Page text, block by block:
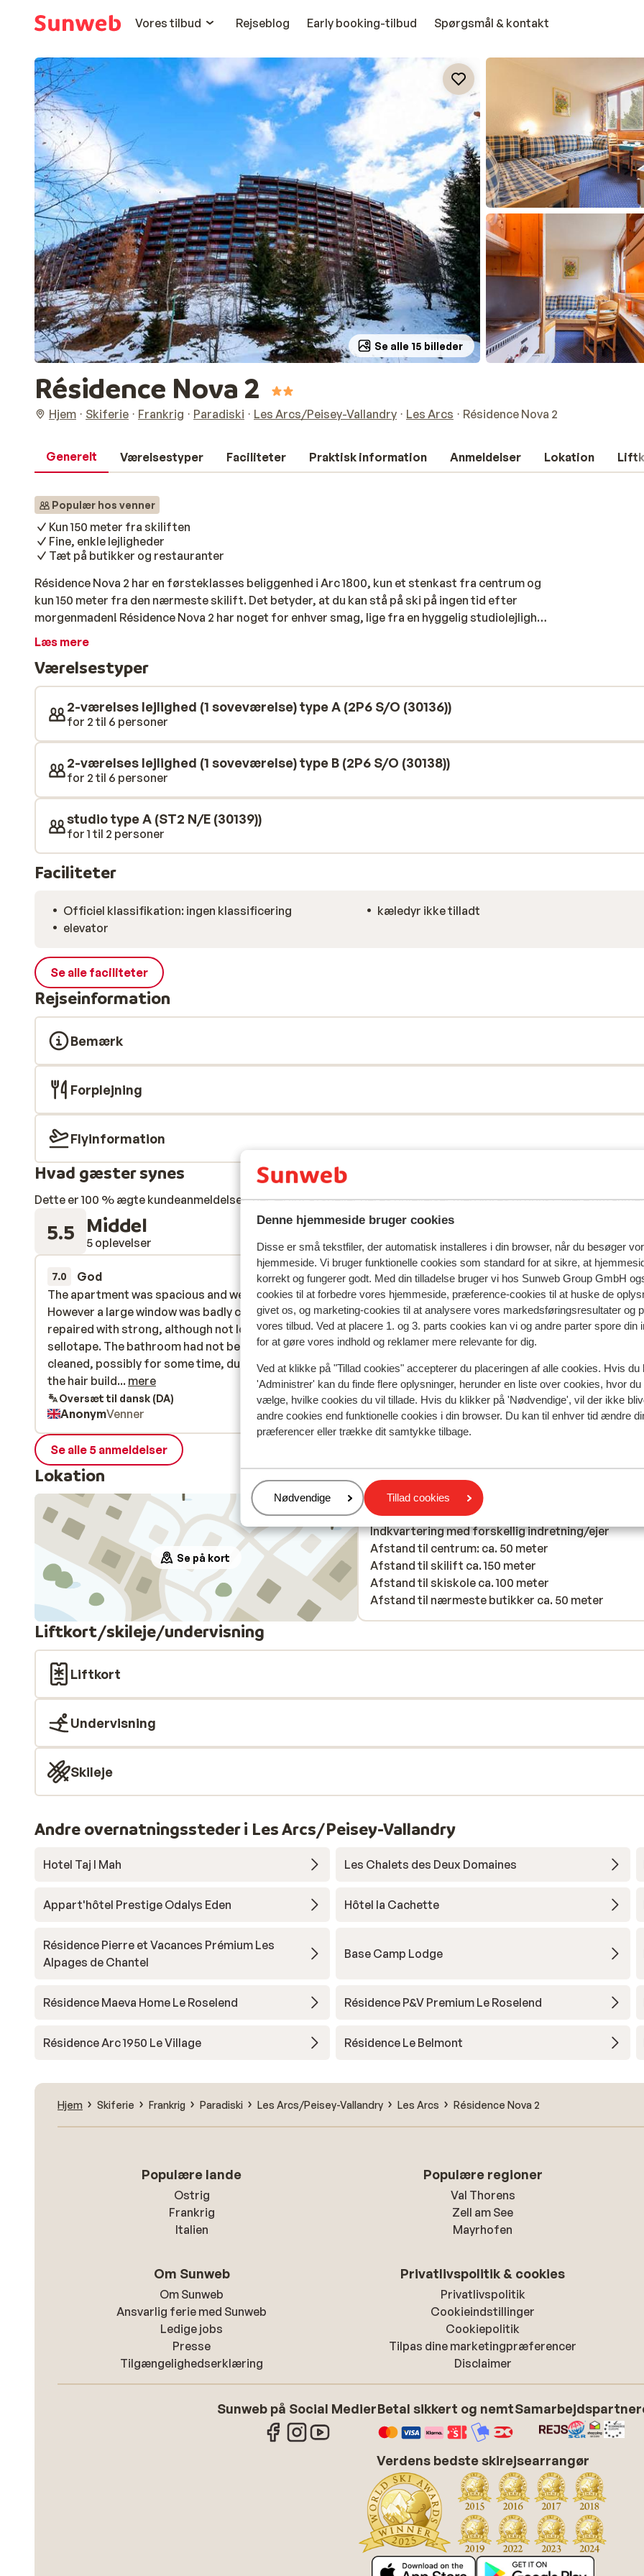
Denne hjemmeside bruger cookies
Disse er små tekstfiler, der automatisk installeres i din browser, når du besøger
hjemmeside. Vi bruger funktionelle cookies som standard for at sikre, at
korrekt og fungerer godt. Med din tilladelse bruger vi hos Sunweb Group GmbH
cookies til at forbedre vores hjemmeside, præference-cookies til at huske de
givet os, og marketing-cookies til at analysere vores markedsføringsresultater og
vores tilbud. Ved at placere 1. og 3. parts cookies kan vi og andre parter spore din
for at gøre vores indhold og reklamer mere relevante for dig.
Ved at klikke på "Tillad cookies" accepterer du placeringen af alle cookies. Hvis du
'Administrer' kan du finde flere oplysninger, herunder en liste over cookies, hvor
vælge, hvilke cookies du vil tillade. Hvis du klikker på 'Nødvendige', vil der ikke
andre cookies end funktionelle cookies i din browser. Du kan til enhver tid ændre
præferencer eller trække dit samtykke tilbage.
Administrer
Nødvendige Tillad cookies
Vores tilbud
Rejseblog Early booking-tilbud Spørgsmål & kontakt
Se alle 15 billeder
Résidence Nova 2
Hjem Skiferie Frankrig Paradiski Les Arcs/Peisey-Vallandry Les Arcs Résidence Nova 2
Generelt Værelsestyper Faciliteter Praktisk information Anmeldelser Lokation
Populær hos venner
Kun 150 meter fra skiliften
Fine, enkle lejligheder
Tæt på butikker og restauranter
Résidence Nova 2 har en førsteklasses beliggenhed i Arc 1800, kun et stenkast fra centrum og
kun 150 meter fra den nærmeste skilift. Det betyder, at du kan stå på ski på ingen tid efter
morgenmaden! Résidence Nova 2 har noget for enhver smag, lige fra en hyggelig studiolejlighed
til to personer til en lejlighed til seks personer med balkon. Lejlighederne er enkle, men velholdte
nærliggende butikker til fods eller besøge en af de autentiske franske restauranter i nærheden.
Læs mere
Værelsestyper
2-værelses lejlighed (1 soveværelse) type A (2P6 S/O (30136))
for 2 til 6 personer
2-værelses lejlighed (1 soveværelse) type B (2P6 S/O (30138))
for 2 til 6 personer
studio type A (ST2 N/E (30139))
for 1 til 2 personer
Faciliteter
Officiel klassifikation: ingen klassificering
elevator
kæledyr ikke tilladt
Se alle faciliteter
Rejseinformation
Bemærk
Forplejning
Flyinformation
Hvad gæster synes
Dette er 100 % ægte kundeanmeldelser, der ærligt afspejler deres oplevelser med vores produkt.Mere om
5.5 Middel
5 oplevelser Mest booket af
7.0 God
7. mar. 2026
The apartment was spacious and well situated.
However a large window was badly cracked and
repaired with strong, although not load bearing,
sellotape. The bathroom had not been properly
cleaned, possibly for some time, due to the extent of
the hair build up.
The apartment was spacious and well situated.
However a large window was badly cracked and
repaired with strong, although not load bearing,
sellotape. The bathroom had not been properly
cleaned, possibly for some time, due to the extent of
the hair build... mere
Oversæt til dansk (DA)
AnonymVenner
7.3 God
28. feb.
Logement convenable pour 2 même si reste petit
prenant en compte que les skis doivent être
dans l’appartement même. Et à préciser que le
kitchenette est de première nécessité et que
est réellement optimisé. De plus, la qualité de linge
lit est également à revoir. Emplacement néanmoins
avantageux concernant les commerces. Pour les
pistes également même si on est pas au pied des
pistes mais en dessous donc pour aller sur les
la montée à faire avec les chaussures et les skis.
Logement convenable pour 2 même si reste petit
prenant en compte que les skis doivent être
dans l’appartement même. Et à préciser que le
kitchenette est de première nécessité et que
est réellement optimisé. De plus, la qualité de
mere
Oversæt til dansk (DA)
AnonymVenner
Se alle 5 anmeldelser
Lokation
Se på kort
I området
Indkvartering med forskellig indretning/ejer
Afstand til centrum: ca. 50 meter
Afstand til skilift ca. 150 meter
Afstand til skiskole ca. 100 meter
Afstand til nærmeste butikker ca. 50 meter
Liftkort/skileje/undervisning
Liftkort
Undervisning
Skileje
Andre overnatningssteder i Les Arcs/Peisey-Vallandry
Hotel Taj I Mah Les Chalets des Deux Domaines
Appart'hôtel Prestige Odalys Eden Hôtel la Cachette
Résidence Pierre et Vacances Prémium Les
Alpages de Chantel
Base Camp Lodge
Résidence Maeva Home Le Roselend Résidence P&V Premium Le Roselend
Résidence Arc 1950 Le Village Résidence Le Belmont
Hjem Skiferie Frankrig Paradiski Les Arcs/Peisey-Vallandry Les Arcs Résidence Nova 2
Populære lande
Ostrig
Frankrig
Italien
Populære regioner
Val Thorens
Zell am See
Mayrhofen
Om Sunweb
Om Sunweb
Ansvarlig ferie med Sunweb
Ledige jobs
Presse
Tilgængelighedserklæring
Privatlivspolitik & cookies
Privatlivspolitik
Cookieindstillinger
Cookiepolitik
Tilpas dine marketingpræferencer
Disclaimer
Sunweb på Social MedierBetal sikkert og nemt
Verdens bedste skirejsearrangør